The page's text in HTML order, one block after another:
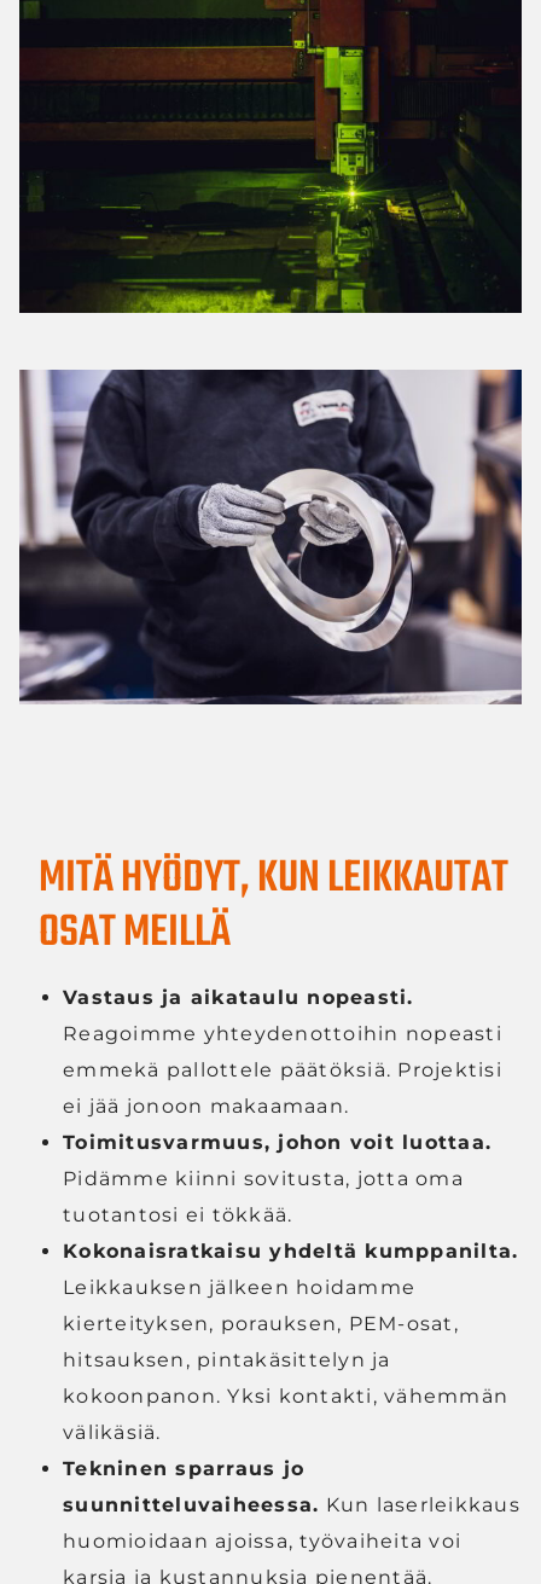
MITÄ HYÖDYT, KUN LEIKKAUTAT
OSAT MEILLÄ
Vastaus ja aikataulu nopeasti.
Reagoimme yhteydenottoihin nopeasti
emmekä pallottele päätöksiä. Projektisi
ei jää jonoon makaamaan.
Toimitusvarmuus, johon voit luottaa.
Pidämme kiinni sovitusta, jotta oma
tuotantosi ei tökkää.
Kokonaisratkaisu yhdeltä kumppanilta.
Leikkauksen jälkeen hoidamme
kierteityksen, porauksen, PEM-osat,
hitsauksen, pintakäsittelyn ja
kokoonpanon. Yksi kontakti, vähemmän
välikäsiä.
Tekninen sparraus jo
suunnitteluvaiheessa. Kun laserleikkaus
huomioidaan ajoissa, työvaiheita voi
karsia ja kustannuksia pienentää.